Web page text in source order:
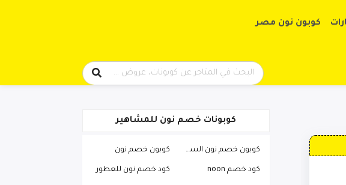
كوبون نون مصر
كوبونات خصم نون للمشاهير
كوبون خصم نون السعودية كوبون خصم نون
كود خصم noon كود خصم نون للعطور